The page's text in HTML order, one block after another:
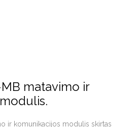
matavimo ir
ir komunikacijos modulis skirtas